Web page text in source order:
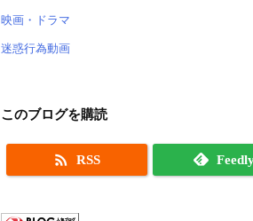
映画・ドラマ
迷惑行為動画
このブログを購読
 RSS